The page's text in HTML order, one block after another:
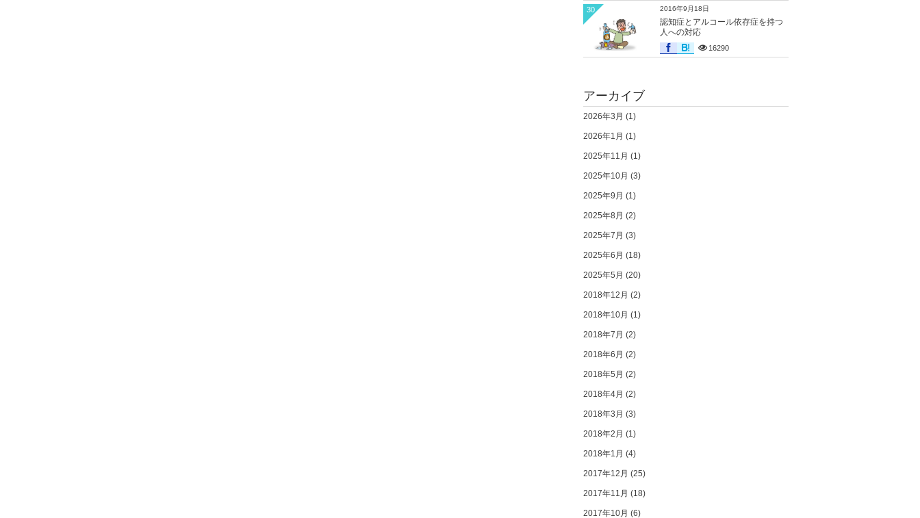
2016年9月18日
認知症とアルコール依存症を持つ
人への対応
16290
30
アーカイブ
2026年3月 (1)
2026年1月 (1)
2025年11月 (1)
2025年10月 (3)
2025年9月 (1)
2025年8月 (2)
2025年7月 (3)
2025年6月 (18)
2025年5月 (20)
2018年12月 (2)
2018年10月 (1)
2018年7月 (2)
2018年6月 (2)
2018年5月 (2)
2018年4月 (2)
2018年3月 (3)
2018年2月 (1)
2018年1月 (4)
2017年12月 (25)
2017年11月 (18)
2017年10月 (6)